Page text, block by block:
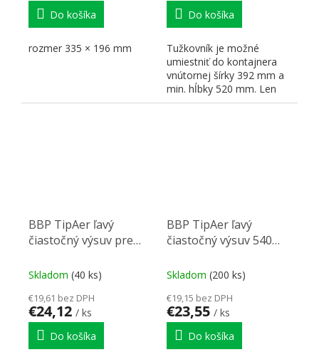
Do košíka
rozmer 335 × 196 mm
Do košíka
Tužkovník je možné
umiestniť do kontajnera
vnútornej šírky 392 mm a
min. hĺbky 520 mm. Len
pre výsuv karta 382222
BBP TipAer ľavý
čiastočný výsuv pre
bezúchytkové
Skladom (40 ks)
€19,61 bez DPH
€24,12 / ks
Do košíka
BBP TipAer ľavý
čiastočný výsuv 540
otváranie
Skladom (200 ks)
€19,15 bez DPH
€23,55 / ks
Do košíka